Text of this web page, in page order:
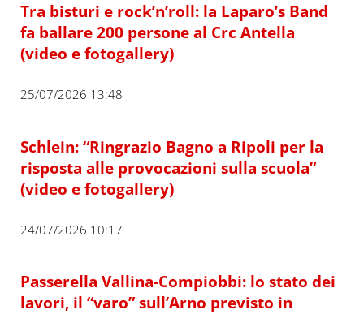
Tra bisturi e rock’n’roll: la Laparo’s Band
fa ballare 200 persone al Crc Antella
(video e fotogallery)
25/07/2026 13:48
Schlein: “Ringrazio Bagno a Ripoli per la
risposta alle provocazioni sulla scuola”
(video e fotogallery)
24/07/2026 10:17
Passerella Vallina-Compiobbi: lo stato dei
lavori, il “varo” sull’Arno previsto in